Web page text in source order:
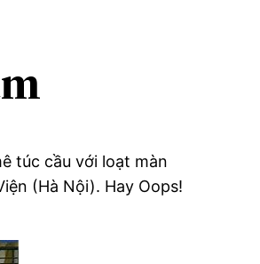
túc cầu với loạt màn
(Hà Nội). Hay Oops!